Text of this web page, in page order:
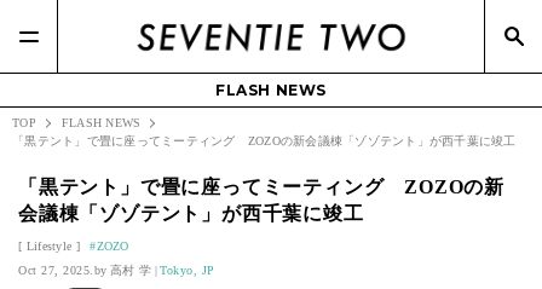
FLASH NEWS
TOP
FLASH NEWS
「黒テント」で畳に座ってミーティング ZOZOの新会議棟「ゾゾテント」が西千葉に竣工
「黒テント」で畳に座ってミーティング ZOZOの新
会議棟「ゾゾテント」が西千葉に竣工
Lifestyle
ZOZO
Oct 27, 2025.
高村 学 Tokyo, JP